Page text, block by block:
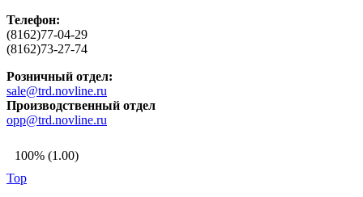
Телефон:
(8162)77-04-29
(8162)73-27-74
Розничный отдел:
sale@trd.novline.ru
Производственный отдел
opp@trd.novline.ru
100% (1.00)
Top